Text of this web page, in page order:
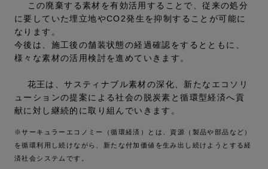
この廃棄する素材を有効活用することで、従来の処分
に要していた埋立地やCO2発生を抑制することが可能に
なります。
今後は、施工後の舗装状態の経過確認をするとともに、
様々な素材の活用検討を進めていきます。
花王は、サスティナブル素材の深化、新たなエコソリ
ューションの提案による社会の脱炭素と循環型経済へ貢
献に対し継続的に取り組んでいきます。
※サーキュラーエコノミー（循環経済）とは、資源（製品や部品など）
を循環利用し続けながら、新たな付加価値を生み出し続けようとする経
済社会システムです。